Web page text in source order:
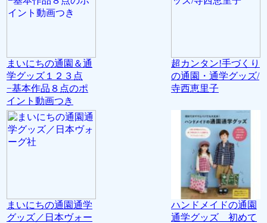
まいにちの通園＆通
学グッズ１２３点
−基本作品８点のポ
イント動画つき
超カンタン!手づくり
の通園・通学グッズ/
寺西恵里子
まいにちの通園通学
グッズ／日本ヴォー
ハンドメイドの通園
通学グッズ 初めて